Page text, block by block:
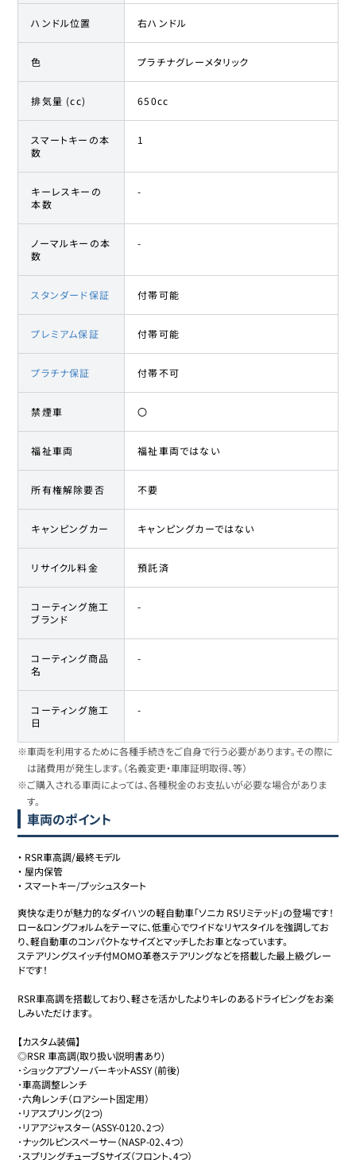
ハンドル位置 右ハンドル
色 プラチナグレーメタリック
排気量 (cc) 650cc
スマートキーの本
数
1
キーレスキーの
本数
-
ノーマルキーの本
数
-
スタンダード保証 付帯可能
プレミアム保証 付帯可能
プラチナ保証 付帯不可
禁煙車 〇
福祉車両 福祉車両ではない
所有権解除要否 不要
キャンピングカー キャンピングカーではない
リサイクル料金 預託済
コーティング施工
ブランド
-
コーティング商品
名
-
コーティング施工
日
-
※車両を利用するために各種手続きをご自身で行う必要があります。その際に
は諸費用が発生します。（名義変更・車庫証明取得、等）
※ご購入される車両によっては、各種税金のお支払いが必要な場合がありま
す。
車両のポイント
・ RSR車高調/最終モデル
・ 屋内保管
・ スマートキー/プッシュスタート
爽快な走りが魅力的なダイハツの軽自動車｢ソニカ RSリミテッド｣の登場です！
ロー&ロングフォルムをテーマに、低重心でワイドなリヤスタイルを強調してお
り、軽自動車のコンパクトなサイズとマッチしたお車となっています。
ステアリングスイッチ付MOMO革巻ステアリングなどを搭載した最上級グレー
ドです！
RSR車高調を搭載しており、軽さを活かしたよりキレのあるドライビングをお楽
しみいただけます。
【カスタム装備】
◎RSR 車高調(取り扱い説明書あり)
･ショックアブソーバーキットASSY (前後)
･車高調整レンチ
･六角レンチ（ロアシート固定用）
･リアスプリング(2つ)
･リアアジャスター（ASSY-0120、2つ）
･ナックルピンスペーサー（NASP-02、4つ）
･スプリングチューブSサイズ（フロント、4つ）